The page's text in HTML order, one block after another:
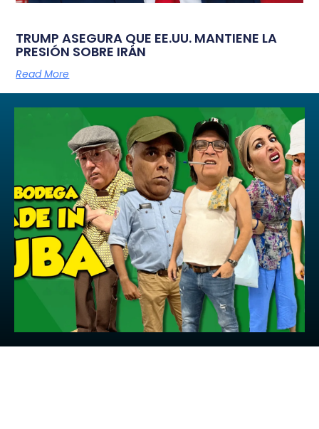
TRUMP ASEGURA QUE EE.UU. MANTIENE LA
PRESIÓN SOBRE IRÁN
Read More